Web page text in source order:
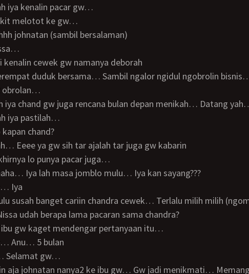
iya kenalin pacar gw…
melotot ke gw…
johnatan (sambil bersalaman)
kenalin cewek gw namanya deborah
duduk bersama… Sambil ngalor ngidul ngobrolin
obrolan…
iya chand gw juga rencana bulan depan menikah… Datang
iya pastilah…
kapan chand?
Eeee ya gw sih tar ajalah tar juga gw kabarin
lo punya pacar juga…
Iya lah masa jomblo mulu… Iya kan sayang???
Iya
udah berapa lama pacaran sama chandra?
ibu gw kaget mendengar pertanyaan itu…
Anu… 5 bulan
Selamat gw…